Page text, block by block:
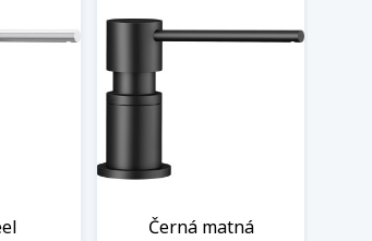
Černá matná